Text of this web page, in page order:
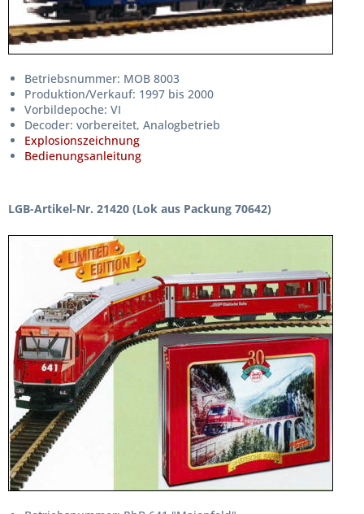
Betriebsnummer: MOB 8003
Produktion/Verkauf: 1997 bis 2000
Vorbildepoche: VI
Decoder: vorbereitet, Analogbetrieb
Explosionszeichnung
Bedienungsanleitung
LGB-Artikel-Nr. 21420 (Lok aus Packung 70642)